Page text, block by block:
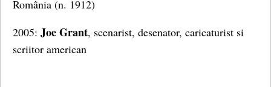
România (n. 1912)
2005: Joe Grant, scenarist, desenator, caricaturist si
scriitor american